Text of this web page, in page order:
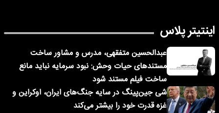
اینتیتر پلاس
عبدالحسین متفقهی، مدرس و مشاور ساخت
مستندهای حیات وحش: نبود سرمایه نباید مانع
ساخت فیلم مستند شود
شی جین‌پینگ در سایه جنگ‌های ایران، اوکراین و
غزه قدرت خود را بیشتر می‌کند